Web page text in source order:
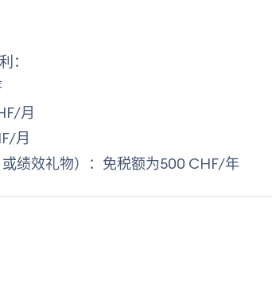
：
月
月
绩效礼物）：免税额为500 CHF/年